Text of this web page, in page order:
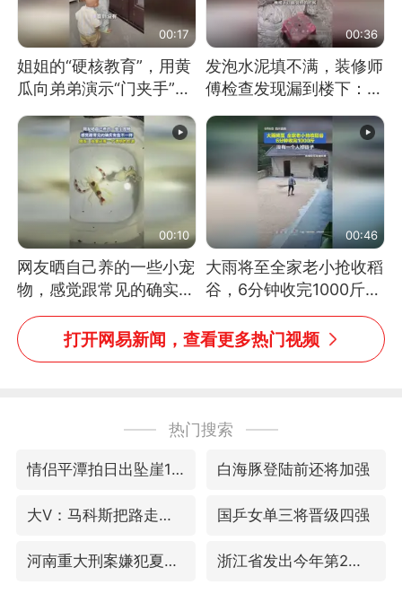
00:17
姐姐的“硬核教育”，用黄
瓜向弟弟演示“门夹手”，
网友：果然言传不如身
教！
00:36
发泡水泥填不满，装修师
傅检查发现漏到楼下：出
风口未延伸到外墙
00:10
网友晒自己养的一些小宠
物，感觉跟常见的确实有
些不一样
00:46
大雨将至全家老小抢收稻
谷，6分钟收完1000斤，
没有一个人掉链子
打开网易新闻，查看更多热门视频
热门搜索
情侣平潭拍日出坠崖1死1伤 白海豚登陆前还将加强
大V：马科斯把路走绝了 国乒女单三将晋级四强
河南重大刑案嫌犯夏某钢落网 浙江省发出今年第2号指挥长令